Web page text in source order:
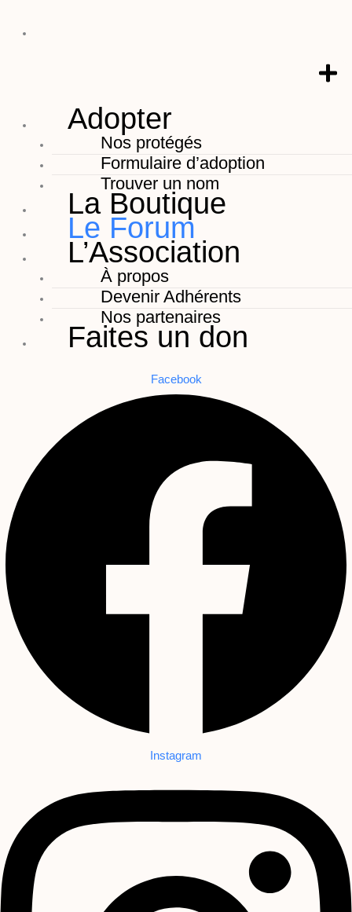
Adopter
Nos protégés
Formulaire d’adoption
Trouver un nom
La Boutique
Le Forum
L’Association
À propos
Devenir Adhérents
Nos partenaires
Faites un don
Facebook
Instagram